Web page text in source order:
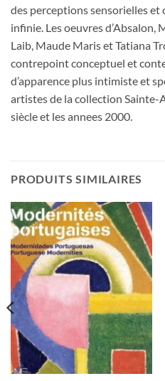
des perceptions sensorielles et
infinie. Les oeuvres d’Absalon,
Laib, Maude Maris et Tatiana
contrepoint conceptuel et
d’apparence plus intimiste et
artistes de la collection Sainte-
siècle et les annees 2000.
PRODUITS SIMILAIRES